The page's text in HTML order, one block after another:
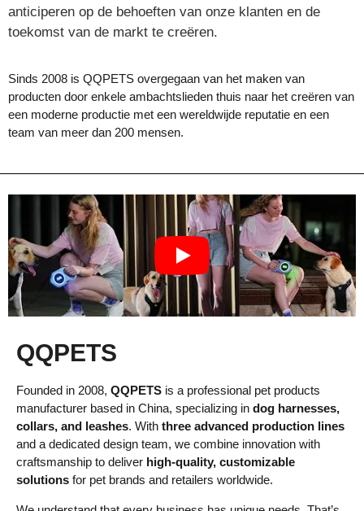
anticiperen op de behoeften van onze klanten en de
toekomst van de markt te creëren.
Sinds 2008 is QQPETS overgegaan van het maken van
producten door enkele ambachtslieden thuis naar het creëren van
een moderne productie met een wereldwijde reputatie en een
team van meer dan 200 mensen.
QQPETS
Founded in 2008, QQPETS is a professional pet products
manufacturer based in China, specializing in dog harnesses,
collars, and leashes. With three advanced production lines
and a dedicated design team, we combine innovation with
craftsmanship to deliver high-quality, customizable
solutions for pet brands and retailers worldwide.